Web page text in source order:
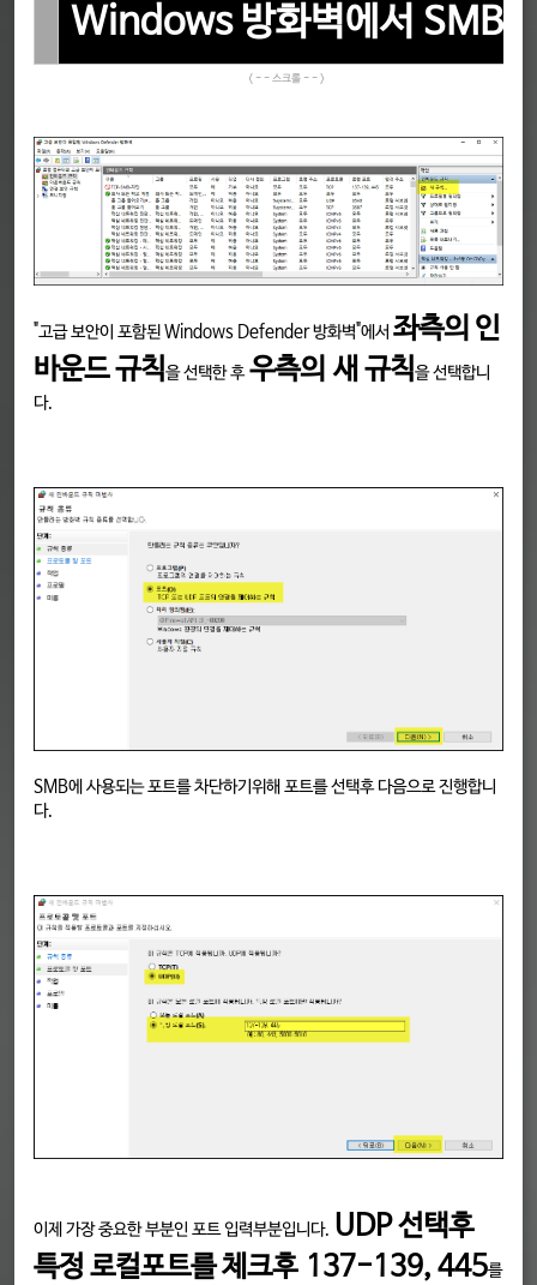
Windows 방화벽에서 SMB
"고급 보안이 포함된 Windows Defender 방화벽"에서 좌측의 인
바운드 규칙을 선택한 후우측의 새 규칙을 선택합니
다.
SMB에 사용되는 포트를 차단하기위해 포트를 선택후 다음으로 진행합니
다.
이제 가장 중요한 부분인 포트 입력부분입니다. UDP 선택후
특정 로컬포트를 체크후 137-139, 445를